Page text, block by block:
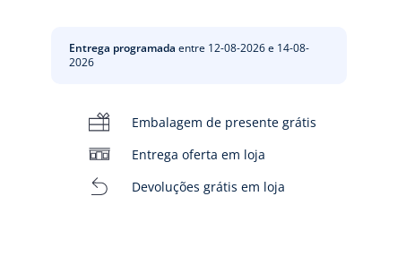
Entrega programada entre 12-08-2026 e 14-08-
2026
Embalagem de presente grátis
Entrega oferta em loja
Devoluções grátis em loja